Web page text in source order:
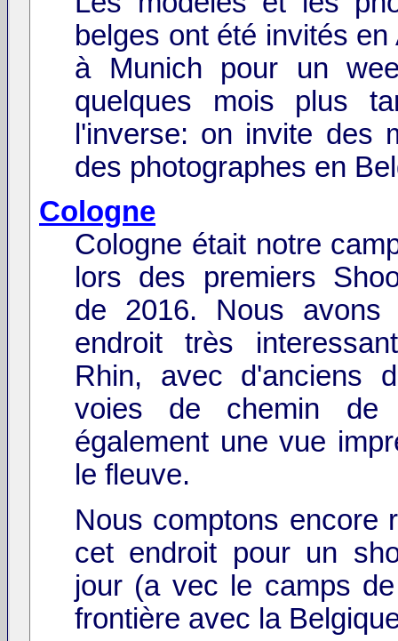
belges ont été invités en
à Munich pour un
quelques mois plus
l'inverse: on invite des
des photographes en
Cologne
Cologne était notre
lors des premiers
de 2016. Nous avons
endroit très
Rhin, avec d'anciens
voies de chemin de
également une vue
le fleuve.
Nous comptons encore
cet endroit pour un
jour (a vec le camps
frontière avec la